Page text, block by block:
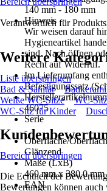
140 mm - 180 mm
Hinweis
Wir weisen darauf
Hygieneartikel
sind. Nach öffnen
Recht auf Widerruf.
Im Lieferumfang
Befestigungssatz
46075
Serie
-
Oberfläche/
Glänzend
Maße (LxB)
460 mm x 380.0 mm
EAN
Verantwortlich für
Weitere
Liste überspringen
Bad & Sanitär
Weiße WC-Sitze
WC-
WC-Sitz für Kinder
Bereich überspringen
Die Echtheit der
Bewertungen können